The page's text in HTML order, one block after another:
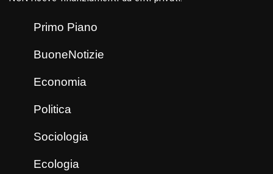
Primo Piano
BuoneNotizie
Economia
Politica
Sociologia
Ecologia